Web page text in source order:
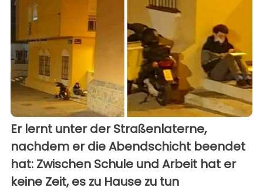
Er lernt unter der Straßenlaterne,
nachdem er die Abendschicht beendet
hat: Zwischen Schule und Arbeit hat er
keine Zeit, es zu Hause zu tun